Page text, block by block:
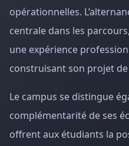
opérationnelles.
centrale dans les
une expérience
construisant son projet
Le campus se distingue
complémentarité de ses
offrent aux étudiants la